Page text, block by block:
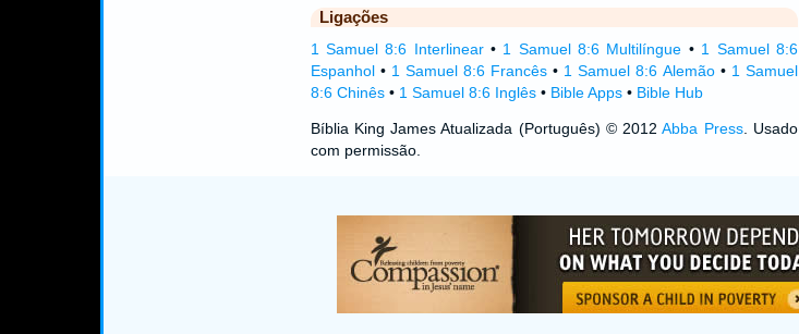
Ligações
1 Samuel 8:6 Interlinear• 1 Samuel 8:6 Multilíngue • 1 Samuel 8:6
Espanhol• 1 Samuel 8:6 Francês • 1 Samuel 8:6 Alemão• 1 Samuel
8:6 Chinês• 1 Samuel 8:6 Inglês• Bible Apps• Bible Hub
Bíblia King James Atualizada (Português) © 2012Abba Press. Usado
com permissão.